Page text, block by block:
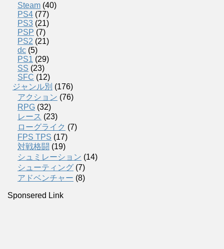
Steam (40)
PS4 (77)
PS3 (21)
PSP (7)
PS2 (21)
dc (5)
PS1 (29)
SS (23)
SFC (12)
ジャンル別 (176)
アクション (76)
RPG (32)
レース (23)
ローグライク (7)
FPS TPS (17)
対戦格闘 (19)
シュミレーション (14)
シューティング (7)
アドベンチャー (8)
Sponsered Link